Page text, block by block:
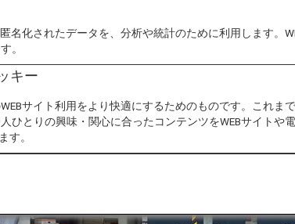
名化されたデータを、分析や統計のために利用します。
。
キー
サイト利用をより快適にするためのものです。これま
ひとりの興味・関心に合ったコンテンツをWEBサイトや
す。